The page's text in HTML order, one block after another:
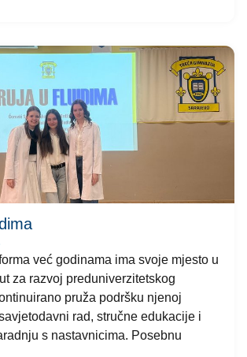
već godinama ima svoje mjesto u
za razvoj preduniverzitetskog
pruža podršku njenoj
rad, stručne edukacije i
s nastavnicima. Posebnu